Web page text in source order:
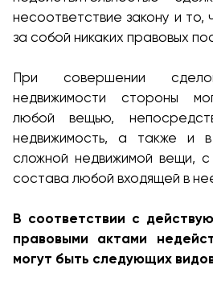
несоответствие закону и то,
за собой никаких правовых
При совершении
недвижимости стороны
любой вещью,
недвижимость, а также и
сложной недвижимой вещи,
состава любой входящей в
В соответствии с
правовыми актами
могут быть следующих